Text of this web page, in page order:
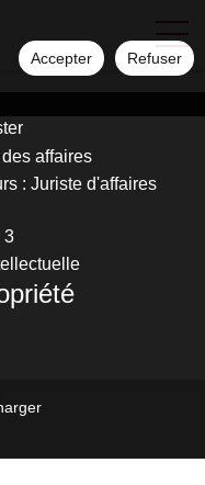
Accepter Refuser
affaires
: Juriste d'affaires
3